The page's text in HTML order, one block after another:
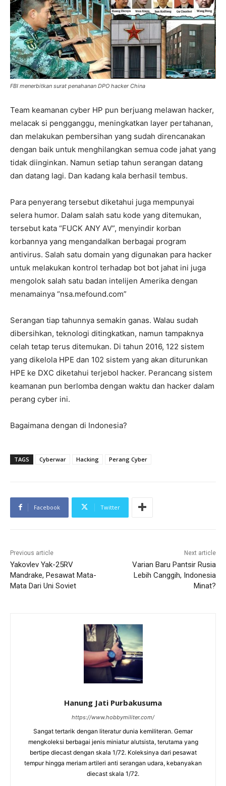
FBI menerbitkan surat penahanan DPO hacker China
Team keamanan cyber HP pun berjuang melawan hacker,
melacak si pengganggu, meningkatkan layer pertahanan,
dan melakukan pembersihan yang sudah direncanakan
dengan baik untuk menghilangkan semua code jahat yang
tidak diinginkan. Namun setiap tahun serangan datang
dan datang lagi. Dan kadang kala berhasil tembus.
Para penyerang tersebut diketahui juga mempunyai
selera humor. Dalam salah satu kode yang ditemukan,
tersebut kata “FUCK ANY AV”, menyindir korban
korbannya yang mengandalkan berbagai program
antivirus. Salah satu domain yang digunakan para hacker
untuk melakukan kontrol terhadap bot bot jahat ini juga
mengolok salah satu badan intelijen Amerika dengan
menamainya “nsa.mefound.com”
Serangan tiap tahunnya semakin ganas. Walau sudah
dibersihkan, teknologi ditingkatkan, namun tampaknya
celah tetap terus ditemukan. Di tahun 2016, 122 sistem
yang dikelola HPE dan 102 sistem yang akan diturunkan
HPE ke DXC diketahui terjebol hacker. Perancang sistem
keamanan pun berlomba dengan waktu dan hacker dalam
perang cyber ini.
Bagaimana dengan di Indonesia?
TAGS Cyberwar Hacking Perang Cyber
Facebook Twitter
Previous article
Yakovlev Yak-25RV
Mandrake, Pesawat Mata-
Mata Dari Uni Soviet
Next article
Varian Baru Pantsir Rusia
Lebih Canggih, Indonesia
Minat?
Hanung Jati Purbakusuma
https://www.hobbymiliter.com/
Sangat tertarik dengan literatur dunia kemiliteran. Gemar
mengkoleksi berbagai jenis miniatur alutsista, terutama yang
bertipe diecast dengan skala 1/72. Koleksinya dari pesawat
tempur hingga meriam artileri anti serangan udara, kebanyakan
diecast skala 1/72.